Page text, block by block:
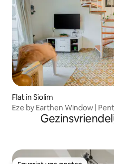
Flat in Siolim
Eze by Earthen Window |